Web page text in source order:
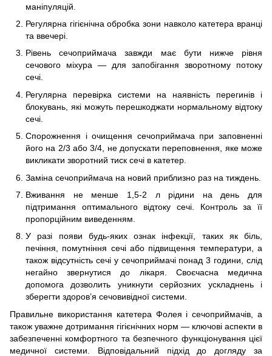
маніпуляцій.
Регулярна гігієнічна обробка зони навколо катетера вранці
та ввечері.
Рівень сечоприймача завжди має бути нижче рівня
сечового міхура — для запобігання зворотному потоку
сечі.
Регулярна перевірка системи на наявність перегинів і
блокувань, які можуть перешкоджати нормальному відтоку
сечі.
Спорожнення і очищення сечоприймача при заповненні
його на 2/3 або 3/4, не допускати переповнення, яке може
викликати зворотний тиск сечі в катетер.
Заміна сечоприймача на новий приблизно раз на тиждень.
Вживання не менше 1,5-2 л рідини на день для
підтримання оптимального відтоку сечі. Контроль за її
пропорційним виведенням.
У разі появи будь-яких ознак інфекції, таких як біль,
печіння, помутніння сечі або підвищення температури, а
також відсутність сечі у сечоприймачі понад 3 години, слід
негайно звернутися до лікаря. Своєчасна медична
допомога дозволить уникнути серйозних ускладнень і
зберегти здоров’я сечовивідної системи.
Правильне використання катетера Фолея і сечоприймачів, а
також уважне дотримання гігієнічних норм — ключові аспекти в
забезпеченні комфортного та безпечного функціонування цієї
медичної системи. Відповідальний підхід до догляду за